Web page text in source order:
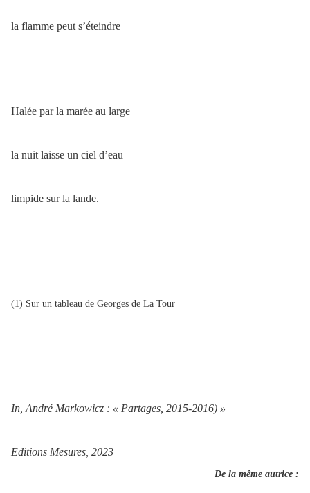
la flamme peut s’éteindre
Halée par la marée au large
la nuit laisse un ciel d’eau
limpide sur la lande.
(1) Sur un tableau de Georges de La Tour
In, André Markowicz : « Partages, 2015-2016) »
Editions Mesures, 2023
De la même autrice :